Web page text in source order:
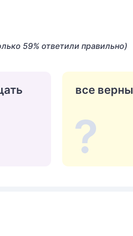
59% ответили правильно)
все верны